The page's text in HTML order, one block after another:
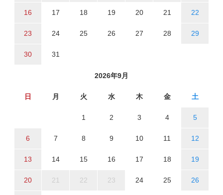
16 17 18 19 20 21 22
23 24 25 26 27 28 29
30 31
2026年9月
日 月 火 水 木 金 土
1 2 3 4 5
6 7 8 9 10 11 12
13 14 15 16 17 18 19
20 21 22 23 24 25 26